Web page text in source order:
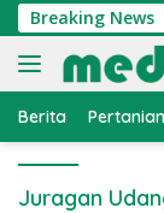
Langsung
ke
konten
Breaking News
Nelayan,
Berita Pertanian
Juragan